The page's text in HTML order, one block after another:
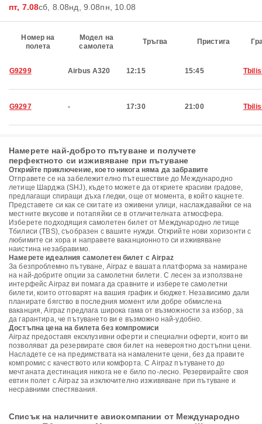
пт, 7.08сб, 8.08нд, 9.08пн, 10.08
Номер на
полета
Модел на
самолета
Тръгва Пристига
G9299 Airbus A320 12:15 15:45
G9297 - 17:30 21:00
Намерете най-доброто пътуване и получете
перфектното си изживяване при пътуване
Открийте приключение, което никога няма да забравите
Отправете се на забележително пътешествие до Международно
летище Шарджа (SHJ), където можете да откриете красиви градове,
предлагащи спиращи дъха гледки, още от момента, в който кацнете.
Представете си как се скитате из оживени улици, наслаждавайки се на
местните вкусове и потапяйки се в отличителната атмосфера.
Изберете подходящия самолетен билет от Международно летище
Тбилиси (TBS), съобразен с вашите нужди. Открийте нови хоризонти с
любимите си хора и направете ваканционното си изживяване
наистина незабравимо.
Намерете идеалния самолетен билет с Airpaz
За безпроблемно пътуване, Airpaz е вашата платформа за намиране
на най-добрите опции за самолетни билети. С лесен за използване
интерфейс Airpaz ви помага да сравните и изберете самолетни
билети, които отговарят на вашия график и бюджет. Независимо дали
планирате бягство в последния момент или добре обмислена
ваканция, Airpaz предлага широка гама от възможности за избор, за
да гарантира, че пътуването ви е възможно най-удобно.
Достъпна цена на билета без компромиси
Airpaz предоставя ексклузивни оферти и специални оферти, които ви
позволяват да резервирате своя билет на невероятно достъпни цени.
Насладете се на предимствата на намалените цени, без да правите
компромис с качеството или комфорта. С Airpaz пътуването до
мечтаната дестинация никога не е било по-лесно. Резервирайте своя
евтин полет с Airpaz за изключително изживяване при пътуване и
несравними спестявания.
Списък на наличните авиокомпании от Международно